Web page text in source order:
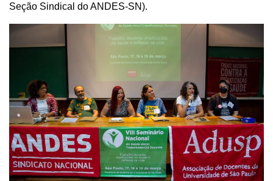
Seção Sindical do ANDES-SN).